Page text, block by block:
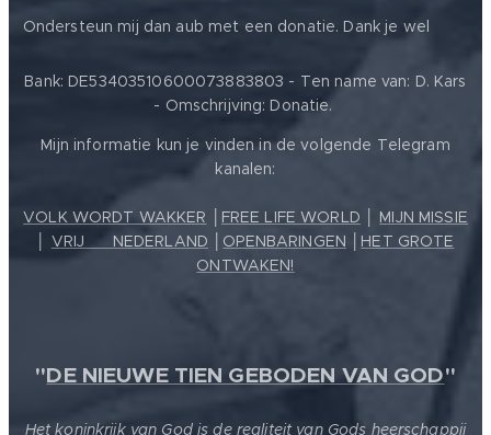
Ondersteun mij dan aub met een donatie. Dank je wel
Bank: DE53403510600073883803 - Ten name van: D. Kars
- Omschrijving: Donatie.
Mijn informatie kun je vinden in de volgende Telegram
kanalen:
VOLK WORDT WAKKER FREE LIFE WORLD
MIJN MISSIE
VRIJ ❤️ NEDERLAND OPENBARINGEN
HET GROTE
ONTWAKEN!
"DE NIEUWE TIEN GEBODEN VAN GOD"
Het koninkrijk van God is de realiteit van Gods heerschappij